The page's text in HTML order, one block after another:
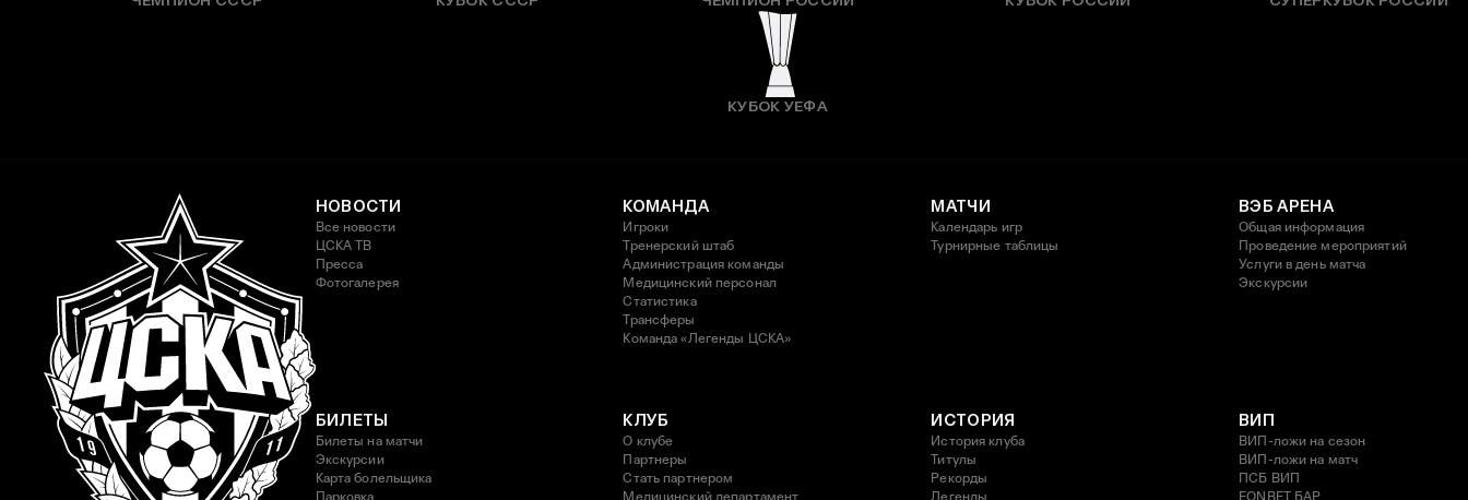
КУБОК УЕФА
НОВОСТИ
Все новости
ЦСКА ТВ
Пресса
Фотогалерея
КОМАНДА
Игроки
Тренерский штаб
Администрация команды
Медицинский персонал
Статистика
Трансферы
Команда «Легенды ЦСКА»
МАТЧИ
Календарь игр
Турнирные таблицы
ВЭБ АРЕНА
Общая информация
Проведение мероприятий
Услуги в день матча
Экскурсии
БИЛЕТЫ
Билеты на матчи
Экскурсии
Карта болельщика
КЛУБ
О клубе
Партнеры
Стать партнером
ИСТОРИЯ
История клуба
Титулы
Рекорды
ВИП
ВИП-ложи на сезон
ВИП-ложи на матч
ПСБ ВИП